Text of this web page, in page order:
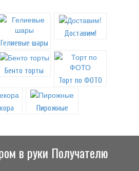
Гелиевые шары
Доставим!
Бенто торты
Торт по ФОТО
Пирожные
в руки Получателю